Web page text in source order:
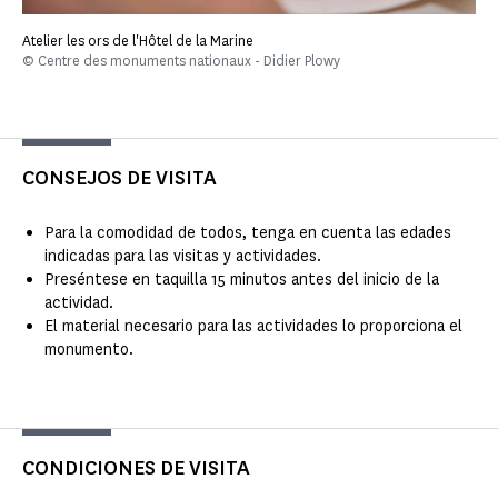
Atelier les ors de l'Hôtel de la Marine
© Centre des monuments nationaux - Didier Plowy
CONSEJOS DE VISITA
Para la comodidad de todos, tenga en cuenta las edades
indicadas para las visitas y actividades.
Preséntese en taquilla 15 minutos antes del inicio de la
actividad.
El material necesario para las actividades lo proporciona el
monumento.
CONDICIONES DE VISITA